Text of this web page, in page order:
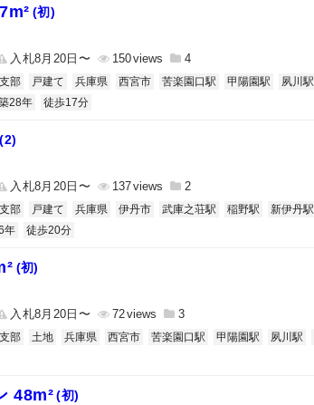
(初)
入札8月20日〜 150 4
部 戸建て 兵庫県 西宮市 苦楽園口駅 甲陽園駅 夙川駅
28年 徒歩17分
(2)
入札8月20日〜 137 2
部 戸建て 兵庫県 伊丹市 武庫之荘駅 稲野駅 新伊丹駅
年 徒歩20分
(初)
入札8月20日〜 72 3
部 土地 兵庫県 西宮市 苦楽園口駅 甲陽園駅 夙川駅
48m² (初)